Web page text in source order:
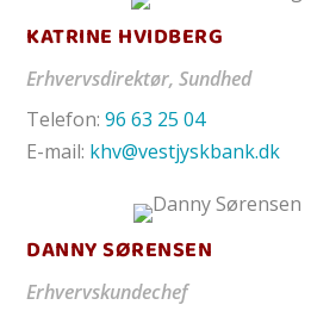
KATRINE HVIDBERG
Erhvervsdirektør, Sundhed
Telefon:96 63 25 04
E-mail: khv@vestjyskbank.dk
DANNY SØRENSEN
Erhvervskundechef